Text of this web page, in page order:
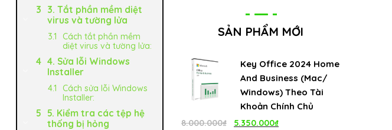
3. Tắt phần mềm diệt
virus và tường lửa
Cách tắt phần mềm
diệt virus và tường lửa:
4. Sửa lỗi Windows
Installer
Cách sửa lỗi Windows
Installer:
5. Kiểm tra các tệp hệ
thống bị hỏng
SẢN PHẨM MỚI
Key Office 2024 Home
And Business (Mac/
Windows) Theo Tài
Khoản Chính Chủ
8.000.000₫
Giá
5.350.000₫